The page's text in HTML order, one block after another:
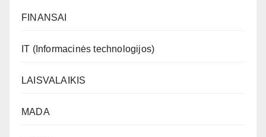
FINANSAI
IT (Informacinės technologijos)
LAISVALAIKIS
MADA